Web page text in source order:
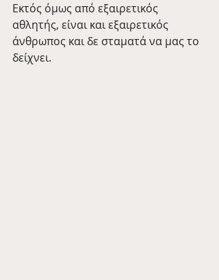
Εκτός όμως από εξαιρετικός
αθλητής, είναι και εξαιρετικός
άνθρωπος και δε σταματά να μας το
δείχνει.